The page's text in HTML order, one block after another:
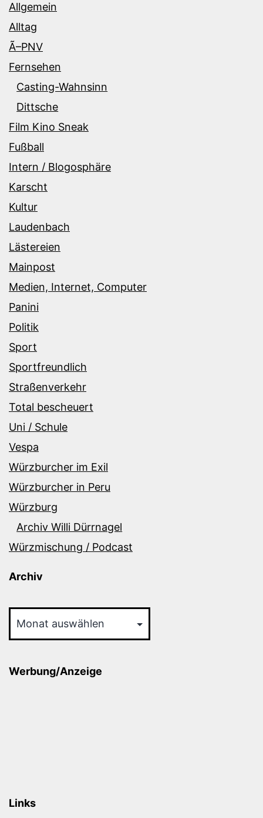
Allgemein
Alltag
Ã–PNV
Fernsehen
Casting-Wahnsinn
Dittsche
Film Kino Sneak
Fußball
Intern / Blogosphäre
Karscht
Kultur
Laudenbach
Lästereien
Mainpost
Medien, Internet, Computer
Panini
Politik
Sport
Sportfreundlich
Straßenverkehr
Total bescheuert
Uni / Schule
Vespa
Würzburcher im Exil
Würzburcher in Peru
Würzburg
Archiv Willi Dürrnagel
Würzmischung / Podcast
Archiv
Werbung/Anzeige
Links